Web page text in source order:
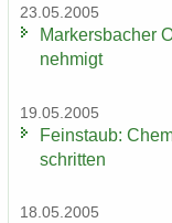
23.05.2005
Mar­kers­ba­cher
neh­migt
19.05.2005
Fein­staub:
schrit­ten
18.05.2005